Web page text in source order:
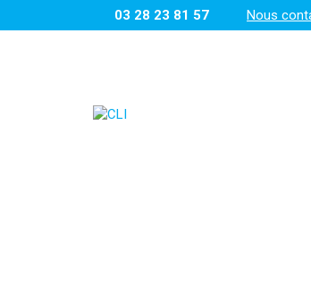
03 28 23 81 57 Nous